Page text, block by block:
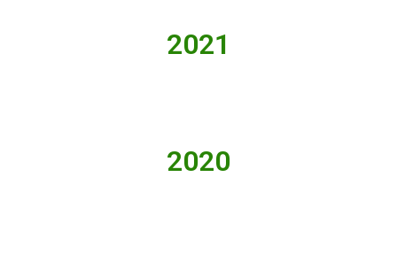
2021
2020